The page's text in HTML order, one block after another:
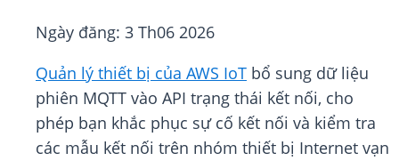
Ngày đăng: 3 Th06 2026
Quản lý thiết bị của AWS IoT bổ sung dữ liệu
phiên MQTT vào API trạng thái kết nối, cho
phép bạn khắc phục sự cố kết nối và kiểm tra
các mẫu kết nối trên nhóm thiết bị Internet vạn